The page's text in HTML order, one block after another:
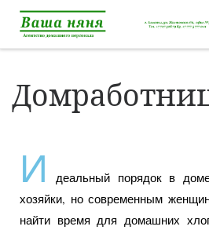
Перейти к содержимому
И
деальный порядок в
хозяйки, но современным
найти время для домашних